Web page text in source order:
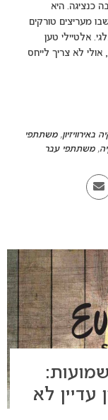
בה כנציגה. היא
מעריצים טורקים
אלטיילי טען
לא צריך לייחס
באירוויזיון,משתתפי
,משתתפי עבר
עדיין לא